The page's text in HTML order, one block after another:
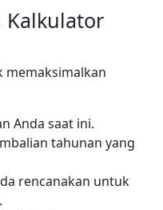
Kalkulator
memaksimalkan
Anda saat ini.
tahunan yang
rencanakan untuk